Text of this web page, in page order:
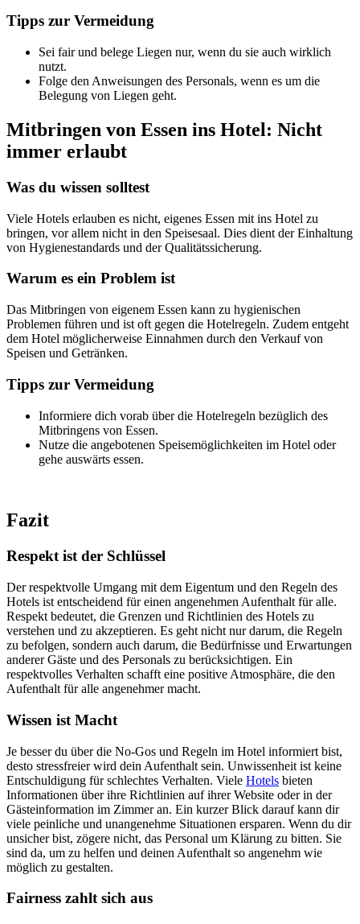
Tipps zur Vermeidung
Sei fair und belege Liegen nur, wenn du sie auch wirklich
nutzt.
Folge den Anweisungen des Personals, wenn es um die
Belegung von Liegen geht.
Mitbringen von Essen ins Hotel: Nicht
immer erlaubt
Was du wissen solltest
Viele Hotels erlauben es nicht, eigenes Essen mit ins Hotel zu
bringen, vor allem nicht in den Speisesaal. Dies dient der Einhaltung
von Hygienestandards und der Qualitätssicherung.
Warum es ein Problem ist
Das Mitbringen von eigenem Essen kann zu hygienischen
Problemen führen und ist oft gegen die Hotelregeln. Zudem entgeht
dem Hotel möglicherweise Einnahmen durch den Verkauf von
Speisen und Getränken.
Tipps zur Vermeidung
Informiere dich vorab über die Hotelregeln bezüglich des
Mitbringens von Essen.
Nutze die angebotenen Speisemöglichkeiten im Hotel oder
gehe auswärts essen.
Fazit
Respekt ist der Schlüssel
Der respektvolle Umgang mit dem Eigentum und den Regeln des
Hotels ist entscheidend für einen angenehmen Aufenthalt für alle.
Respekt bedeutet, die Grenzen und Richtlinien des Hotels zu
verstehen und zu akzeptieren. Es geht nicht nur darum, die Regeln
zu befolgen, sondern auch darum, die Bedürfnisse und Erwartungen
anderer Gäste und des Personals zu berücksichtigen. Ein
respektvolles Verhalten schafft eine positive Atmosphäre, die den
Aufenthalt für alle angenehmer macht.
Wissen ist Macht
Je besser du über die No-Gos und Regeln im Hotel informiert bist,
desto stressfreier wird dein Aufenthalt sein. Unwissenheit ist keine
Entschuldigung für schlechtes Verhalten. Viele Hotels bieten
Informationen über ihre Richtlinien auf ihrer Website oder in der
Gästeinformation im Zimmer an. Ein kurzer Blick darauf kann dir
viele peinliche und unangenehme Situationen ersparen. Wenn du dir
unsicher bist, zögere nicht, das Personal um Klärung zu bitten. Sie
sind da, um zu helfen und deinen Aufenthalt so angenehm wie
möglich zu gestalten.
Fairness zahlt sich aus